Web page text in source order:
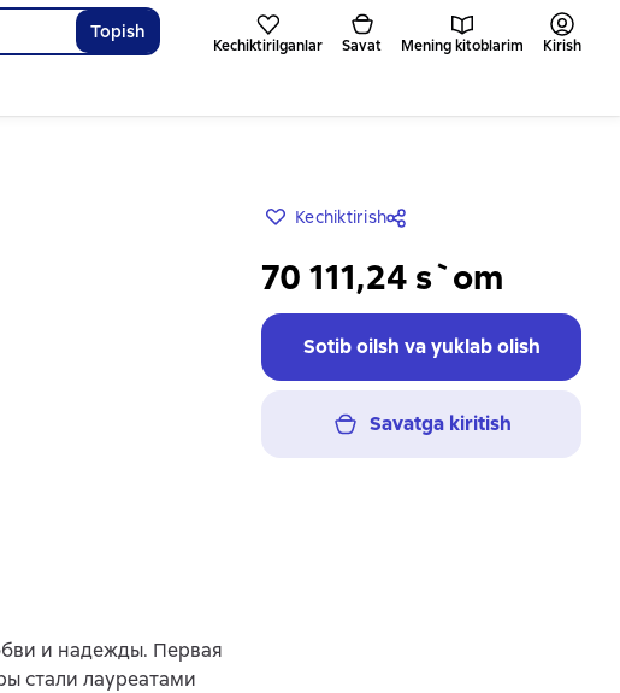
Topish
Kechiktirilganlar Savat Mening kitoblarim Kirish
Kechiktirish
70 111,24 s`om
Sotib oilsh va yuklab olish
Savatga kiritish
и надежды. Первая
стали лауреатами